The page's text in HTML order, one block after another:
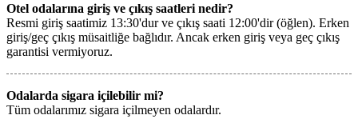
Otel odalarına giriş ve çıkış saatleri nedir?
Resmi giriş saatimiz 13:30'dur ve çıkış saati 12:00'dir (öğlen). Erken
giriş/geç çıkış müsaitliğe bağlıdır. Ancak erken giriş veya geç çıkış
garantisi vermiyoruz.
Odalarda sigara içilebilir mi?
Tüm odalarımız sigara içilmeyen odalardır.